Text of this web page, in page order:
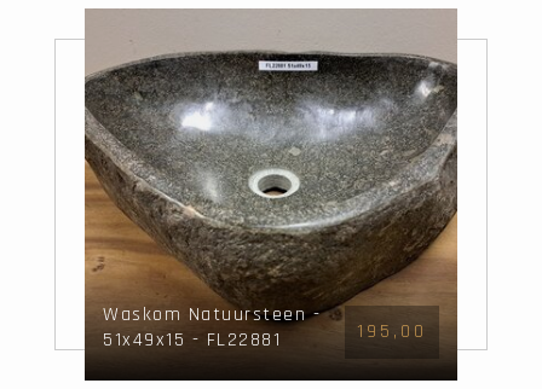
Waskom Natuursteen -
51x49x15 - FL22881
195,00